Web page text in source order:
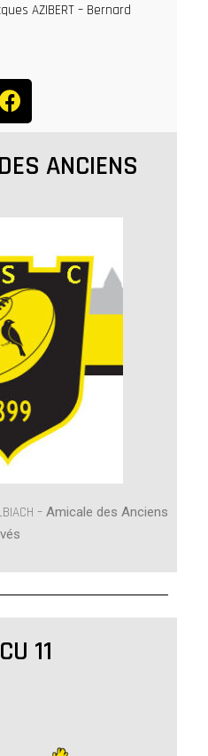
AZIBERT – Bernard
ANCIENS
– Amicale des Anciens
11